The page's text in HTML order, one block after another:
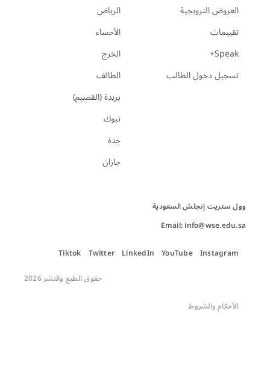
العروض الترويجية
تقييمات
Speak+
تسجيل دخول الطالب
الرياض
الأحساء
الخرج
الطائف
بريدة (القصيم)
تبوك
جدة
جازان
وول ستريت إنجلش السعودية
Email: info@wse.edu.sa
Instagram
YouTube
LinkedIn
Twitter
Tiktok
حقوق الطبع والنشر 2026
الأحكام والشروط